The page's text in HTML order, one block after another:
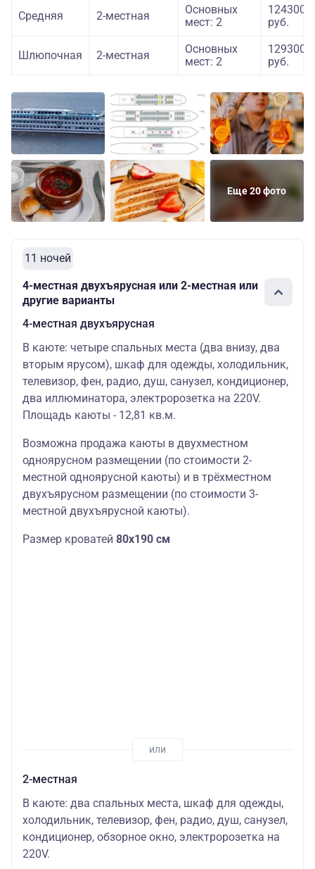
Средняя 2-местная
Основных
мест: 2
124300
руб.
Шлюпочная 2-местная
Основных
мест: 2
129300
руб.
Еще 20 фото
11 ночей
4-местная двухъярусная или 2-местная или
другие варианты
4-местная двухъярусная
В каюте: четыре спальных места (два внизу, два
вторым ярусом), шкаф для одежды, холодильник,
телевизор, фен, радио, душ, санузел, кондиционер,
два иллюминатора, электророзетка на 220V.
Площадь каюты - 12,81 кв.м.
Возможна продажа каюты в двухместном
одноярусном размещении (по стоимости 2-
местной одноярусной каюты) и в трёхместном
двухъярусном размещении (по стоимости 3-
местной двухъярусной каюты).
Размер кроватей 80х190 см
2-местная
В каюте: два спальных места, шкаф для одежды,
холодильник, телевизор, фен, радио, душ, санузел,
кондиционер, обзорное окно, электророзетка на
220V.